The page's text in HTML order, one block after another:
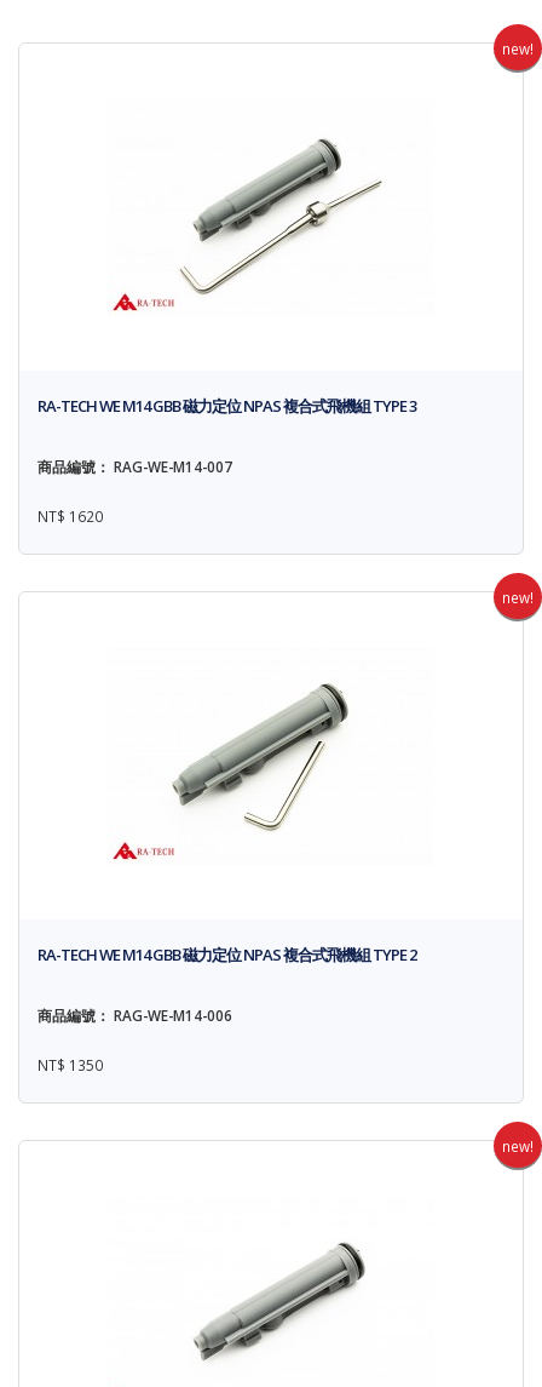
new!
RA-TECH WE M14 GBB 磁力定位 NPAS 複合式飛機組 TYPE 3
商品編號： RAG-WE-M14-007
NT$ 1620
new!
RA-TECH WE M14 GBB 磁力定位 NPAS 複合式飛機組 TYPE 2
商品編號： RAG-WE-M14-006
NT$ 1350
new!